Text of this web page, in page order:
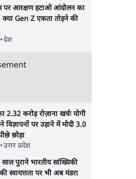
पर आरक्षण हटाओ आंदोलन का
क्या Gen Z एकता तोड़ने की
•देश
2.32 करोड़ रोज़ाना खर्चः योगी
विज्ञापनों पर उड़ाने में मोदी 3.0
छोड़ा
•उत्तर प्रदेश
पुराने भारतीय सांख्यिकी
स्वायत्तता पर भी अब मंडरा